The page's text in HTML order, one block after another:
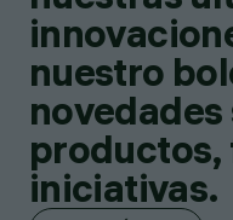
nuestro
productos,
iniciativas.